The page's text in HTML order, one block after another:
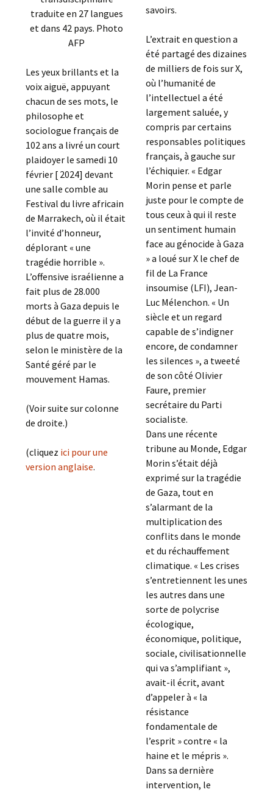
traduite en 27 langues
et dans 42 pays. Photo
AFP
Les yeux brillants et la
voix aiguë, appuyant
chacun de ses mots, le
philosophe et
sociologue français de
102 ans a livré un court
plaidoyer le samedi 10
février [ 2024] devant
une salle comble au
Festival du livre africain
de Marrakech, où il était
l’invité d’honneur,
déplorant « une
tragédie horrible ».
L’offensive israélienne a
fait plus de 28.000
morts à Gaza depuis le
début de la guerre il y a
plus de quatre mois,
selon le ministère de la
Santé géré par le
mouvement Hamas.
(Voir suite sur colonne
de droite.)
(cliquez ici pour une
version anglaise.
savoirs.
L’extrait en question a
été partagé des dizaines
de milliers de fois sur X,
où l’humanité de
l’intellectuel a été
largement saluée, y
compris par certains
responsables politiques
français, à gauche sur
l’échiquier. « Edgar
Morin pense et parle
juste pour le compte de
tous ceux à qui il reste
un sentiment humain
face au génocide à Gaza
» a loué sur X le chef de
fil de La France
insoumise (LFI), Jean-
Luc Mélenchon. « Un
siècle et un regard
capable de s’indigner
encore, de condamner
les silences », a tweeté
de son côté Olivier
Faure, premier
secrétaire du Parti
socialiste.
Dans une récente
tribune au Monde, Edgar
Morin s’était déjà
exprimé sur la tragédie
de Gaza, tout en
s’alarmant de la
multiplication des
conflits dans le monde
et du réchauffement
climatique. « Les crises
s’entretiennent les unes
les autres dans une
sorte de polycrise
écologique,
économique, politique,
sociale, civilisationnelle
qui va s’amplifiant »,
avait-il écrit, avant
d’appeler à « la
résistance
fondamentale de
l’esprit » contre « la
haine et le mépris ».
Dans sa dernière
intervention, le